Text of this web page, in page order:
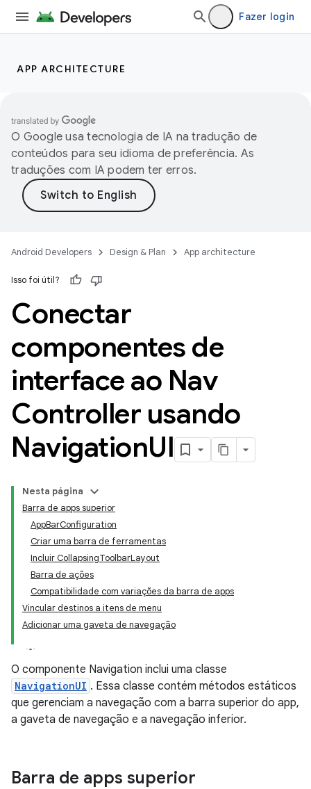
Fazer login
APP ARCHITECTURE
O Google usa tecnologia de IA na tradução de
conteúdos para seu idioma de preferência. As
traduções com IA podem ter erros.
Android Developers Design & Plan App architecture
Isso foi útil?
Conectar
componentes de
interface ao Nav
Controller usando
NavigationUI
Nesta página
Barra de apps superior
AppBarConfiguration
Criar uma barra de ferramentas
Incluir CollapsingToolbarLayout
Barra de ações
Compatibilidade com variações da barra de apps
Vincular destinos a itens de menu
Adicionar uma gaveta de navegação
O componente Navigation inclui uma classe
NavigationUI . Essa classe contém métodos estáticos
que gerenciam a navegação com a barra superior do app,
a gaveta de navegação e a navegação inferior.
Barra de apps superior